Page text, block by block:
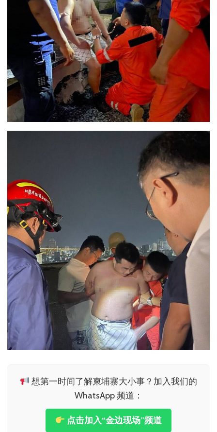
想第一时间了解柬埔寨大小事？加入我们的
WhatsApp 频道：
点击加入“金边现场”频道